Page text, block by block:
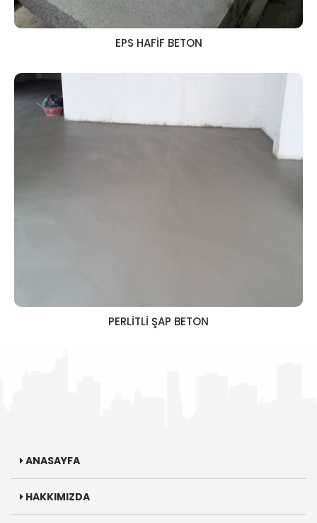
EPS HAFİF BETON
PERLİTLİ ŞAP BETON
ANASAYFA
HAKKIMIZDA